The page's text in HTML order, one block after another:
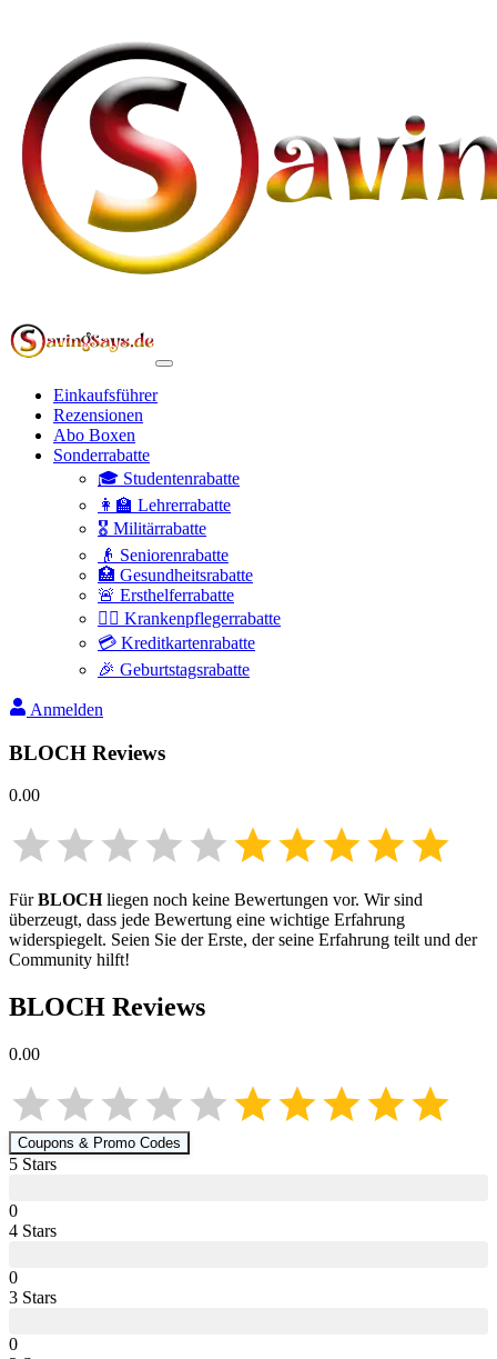
Einkaufsführer
Rezensionen
Abo Boxen
Sonderrabatte
🎓 Studentenrabatte
👩‍🏫 Lehrerrabatte
🎖️ Militärrabatte
👴 Seniorenrabatte
🏥 Gesundheitsrabatte
🚨 Ersthelferrabatte
👩‍⚕️ Krankenpflegerrabatte
💳 Kreditkartenrabatte
🎉 Geburtstagsrabatte
Anmelden
BLOCH Reviews
0.00
FürBLOCHliegen noch keine Bewertungen vor. Wir sind
überzeugt, dass jede Bewertung eine wichtige Erfahrung
widerspiegelt. Seien Sie der Erste, der seine Erfahrung teilt und der
Community hilft!
BLOCH Reviews
0.00
Coupons & Promo Codes
5 Stars
0
4 Stars
0
3 Stars
0